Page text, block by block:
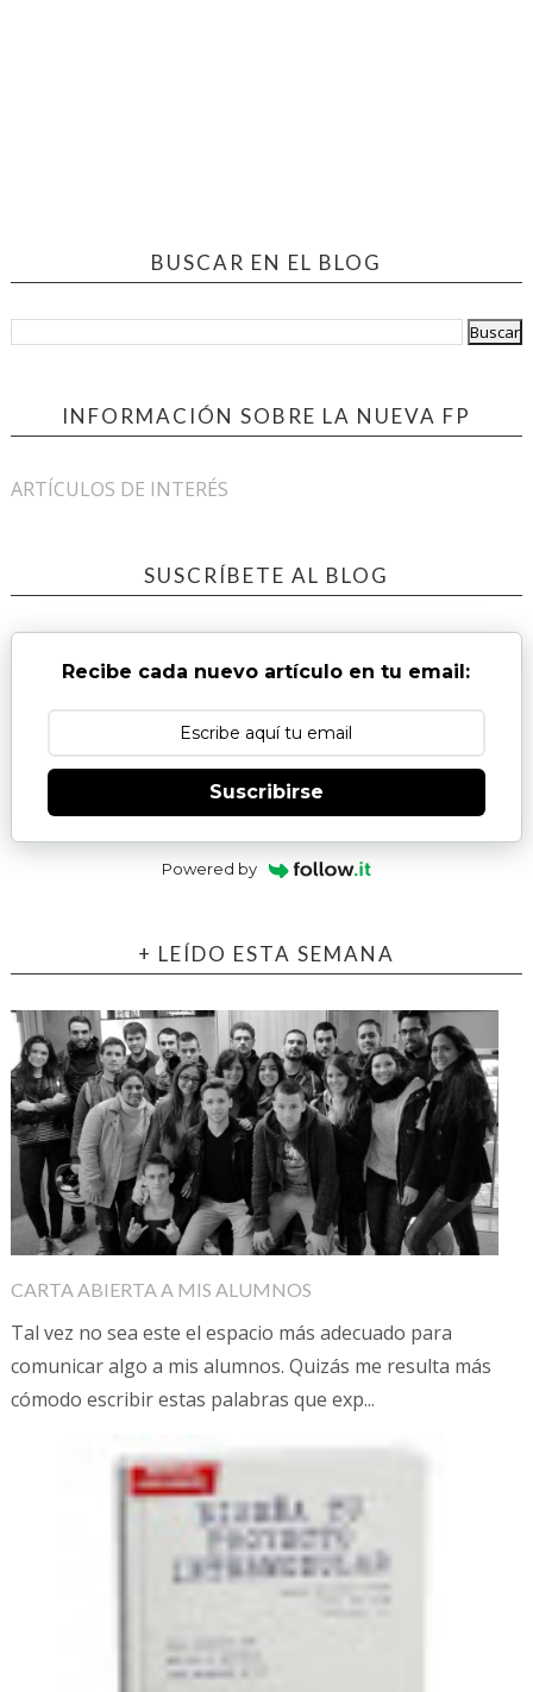
BUSCAR EN EL BLOG
INFORMACIÓN SOBRE LA NUEVA FP
ARTÍCULOS DE INTERÉS
SUSCRÍBETE AL BLOG
Recibe cada nuevo artículo en tu email:
Suscribirse
Powered by
+ LEÍDO ESTA SEMANA
CARTA ABIERTA A MIS ALUMNOS
Tal vez no sea este el espacio más adecuado para
comunicar algo a mis alumnos. Quizás me resulta más
cómodo escribir estas palabras que exp...